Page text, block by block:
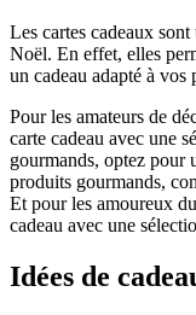
Les cartes cadeaux
Noël. En effet, elles
un cadeau adapté à vos
Pour les amateurs de
carte cadeau avec une
gourmands, optez pour
produits gourmands,
Et pour les amoureux
cadeau avec une
Idées de